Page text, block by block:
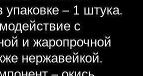
упаковке – 1 штука.
с
и жаропрочной
нержавейкой.